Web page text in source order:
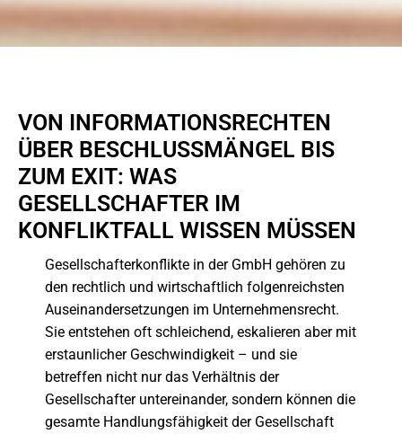
VON INFORMATIONSRECHTEN
ÜBER BESCHLUSSMÄNGEL BIS
ZUM EXIT: WAS
GESELLSCHAFTER IM
KONFLIKTFALL WISSEN MÜSSEN
Gesellschafterkonflikte in der GmbH gehören zu
den rechtlich und wirtschaftlich folgenreichsten
Auseinandersetzungen im Unternehmensrecht.
Sie entstehen oft schleichend, eskalieren aber mit
erstaunlicher Geschwindigkeit – und sie
betreffen nicht nur das Verhältnis der
Gesellschafter untereinander, sondern können die
gesamte Handlungsfähigkeit der Gesellschaft